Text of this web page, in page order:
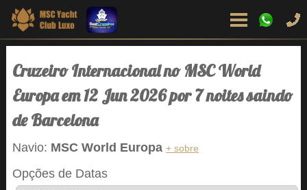
Cruzeiro Internacional no MSC World
Europa em 12 Jun 2026 por 7 noites saindo
de Barcelona
Navio: MSC World Europa + sobre
Opções de Datas